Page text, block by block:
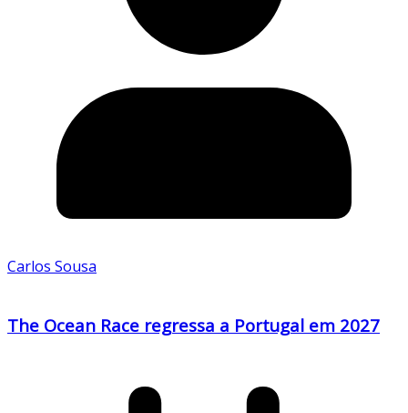
Carlos Sousa
The Ocean Race regressa a Portugal em 2027